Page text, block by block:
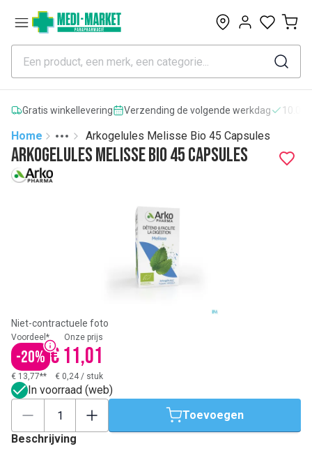
0
Gratis winkellevering Verzending de volgende werkdag
Home
More
Toggle menu
Arkogelules Melisse Bio 45 Capsules
Arkogelules Melisse Bio 45 Capsules
Niet-contractuele foto
Voordeel*
-20%
Onze prijs
€ 11,01
€ 13,77** € 0,24 / stuk
In voorraad (web)
Toevoegen
Beschrijving